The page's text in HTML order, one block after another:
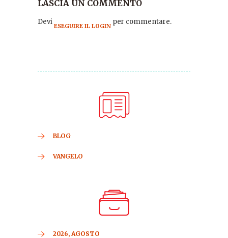
LASCIA UN COMMENTO
Devi ESEGUIRE IL LOGIN per commentare.
BLOG
VANGELO
2026, AGOSTO